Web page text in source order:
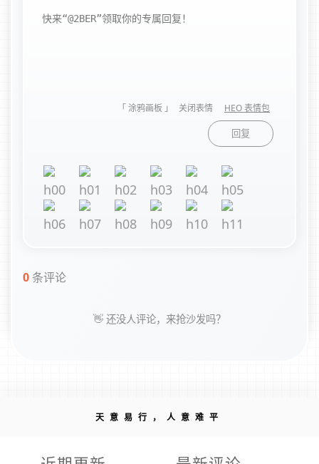
「 涂鸦画板 」 关闭表情 HEO 表情包
回复
0条评论
👋 还没人评论，来抢沙发吗？
天意易行，人意难平